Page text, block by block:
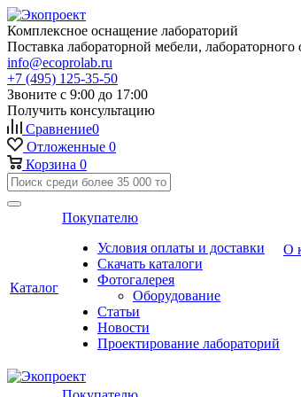
Комплексное оснащение лабораторий
Поставка лабораторной мебели,
info@ecoprolab.ru
+7 (495) 125-35-50
Звоните с 9:00 до 17:00
Получить консультацию
Сравнение0
Отложенные 0
Корзина 0
Каталог
Покупателю
Условия оплаты и доставки
Скачать каталоги
Фотогалерея
Оборудование
Статьи
Новости
Проектирование лабораторий
О